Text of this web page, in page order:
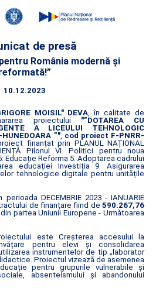
de presă
România modernă și
10.12.2023
MOISIL" DEVA, în calitate de
proiectului "”DOTAREA CU
A LICEULUI TEHNOLOGIC
”", cod proiect F-PNRR-
finanțat prin PLANUL NAȚIONAL
Pilonul VI. Politici pentru noua
Educație Reforma 5. Adoptarea cadrului
educației Investiția 9. Asigurarea
tehnologice digitale pentru unitățile
DECEMBRIE 2023 - IANUARIE
de finanțare fiind de 590.267,76
partea Uniunii Europene - Următoarea
este Creșterea accesului la
pentru elevi și consolidarea
instrumentelor de tip „laborator
Proiectul vizează de asemenea
pentru grupurile vulnerabile și
absenteismului și abandonului